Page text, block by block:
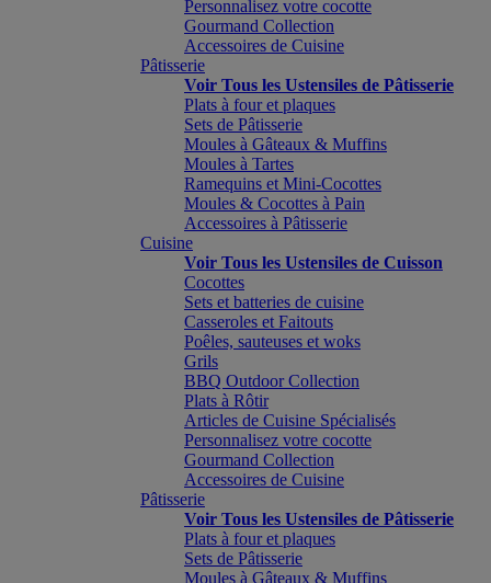
Personnalisez votre cocotte
Gourmand Collection
Accessoires de Cuisine
Pâtisserie
Voir Tous les Ustensiles de Pâtisserie
Plats à four et plaques
Sets de Pâtisserie
Moules à Gâteaux & Muffins
Moules à Tartes
Ramequins et Mini-Cocottes
Moules & Cocottes à Pain
Accessoires à Pâtisserie
Cuisine
Voir Tous les Ustensiles de Cuisson
Cocottes
Sets et batteries de cuisine
Casseroles et Faitouts
Poêles, sauteuses et woks
Grils
BBQ Outdoor Collection
Plats à Rôtir
Articles de Cuisine Spécialisés
Personnalisez votre cocotte
Gourmand Collection
Accessoires de Cuisine
Pâtisserie
Voir Tous les Ustensiles de Pâtisserie
Plats à four et plaques
Sets de Pâtisserie
Moules à Gâteaux & Muffins